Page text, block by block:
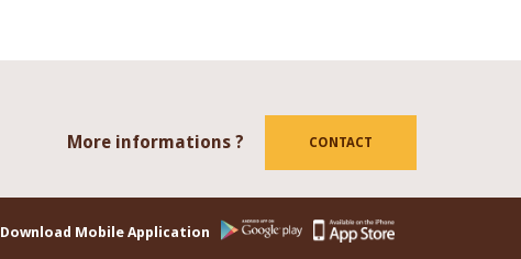
More informations ? CONTACT
Download Mobile Application